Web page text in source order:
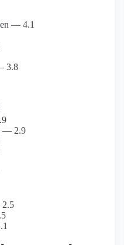
— 4.1
3.8
— 2.9
2.5